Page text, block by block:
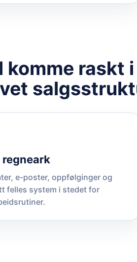
raskt
e-poster, oppfølginger og
felles system i stedet for